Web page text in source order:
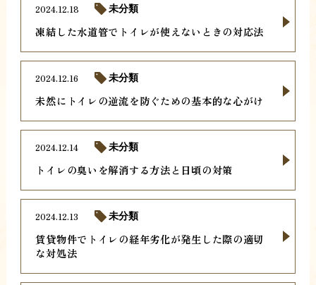
凍結した水道管でトイレが使えないときの対応法
2024.12.18 未分類
未然にトイレの逆流を防ぐための基本的な心がけ
2024.12.16 未分類
トイレの臭いを解消する方法と日頃の対策
2024.12.14 未分類
賃貸物件でトイレの経年劣化が発生した際の適切
な対処法
2024.12.13 未分類